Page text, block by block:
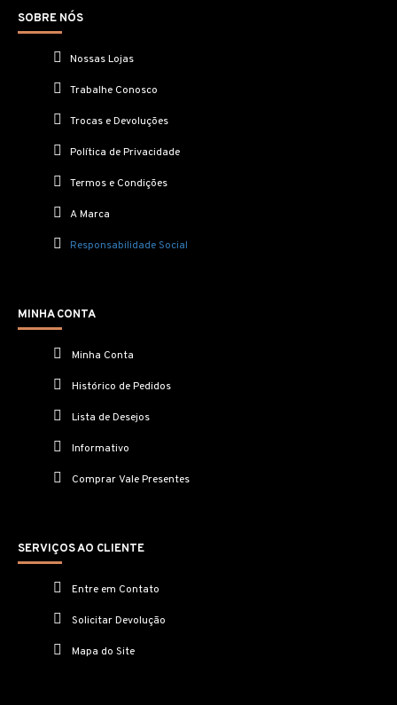
SOBRE NÓS
Nossas Lojas
Trabalhe Conosco
Trocas e Devoluções
Política de Privacidade
Termos e Condições
A Marca
Responsabilidade Social
MINHA CONTA
Minha Conta
Histórico de Pedidos
Lista de Desejos
Informativo
Comprar Vale Presentes
SERVIÇOS AO CLIENTE
Entre em Contato
Solicitar Devolução
Mapa do Site